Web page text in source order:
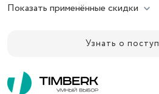
Показать применённые скидки
Узнать о